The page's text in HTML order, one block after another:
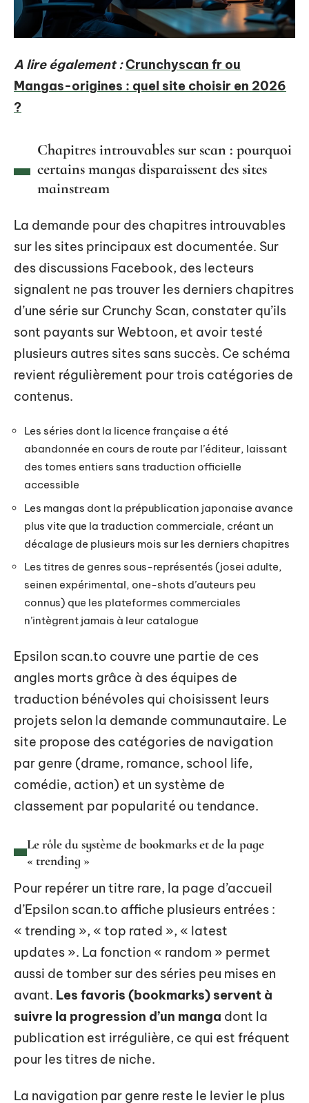
A lire également :Crunchyscan fr ou
Mangas-origines : quel site choisir en 2026
?
Chapitres introuvables sur scan : pourquoi
certains mangas disparaissent des sites
mainstream
La demande pour des chapitres introuvables
sur les sites principaux est documentée. Sur
des discussions Facebook, des lecteurs
signalent ne pas trouver les derniers chapitres
d’une série sur Crunchy Scan, constater qu’ils
sont payants sur Webtoon, et avoir testé
plusieurs autres sites sans succès. Ce schéma
revient régulièrement pour trois catégories de
contenus.
Les séries dont la licence française a été
abandonnée en cours de route par l’éditeur, laissant
des tomes entiers sans traduction officielle
accessible
Les mangas dont la prépublication japonaise avance
plus vite que la traduction commerciale, créant un
décalage de plusieurs mois sur les derniers chapitres
Les titres de genres sous-représentés (josei adulte,
seinen expérimental, one-shots d’auteurs peu
connus) que les plateformes commerciales
n’intègrent jamais à leur catalogue
Epsilon scan.to couvre une partie de ces
angles morts grâce à des équipes de
traduction bénévoles qui choisissent leurs
projets selon la demande communautaire. Le
site propose des catégories de navigation
par genre (drame, romance, school life,
comédie, action) et un système de
classement par popularité ou tendance.
Le rôle du système de bookmarks et de la page
« trending »
Pour repérer un titre rare, la page d’accueil
d’Epsilon scan.to affiche plusieurs entrées :
« trending », « top rated », « latest
updates ». La fonction « random » permet
aussi de tomber sur des séries peu mises en
avant. Les favoris (bookmarks) servent à
suivre la progression d’un manga dont la
publication est irrégulière, ce qui est fréquent
pour les titres de niche.
La navigation par genre reste le levier le plus